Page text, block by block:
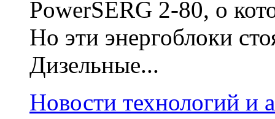
PowerSERG 2-80, о
Но эти энергоблоки
Дизельные...
Новости технологий и